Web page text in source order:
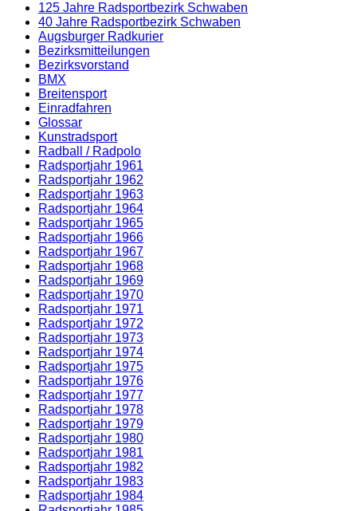
125 Jahre Radsportbezirk Schwaben
40 Jahre Radsportbezirk Schwaben
Augsburger Radkurier
Bezirksmitteilungen
Bezirksvorstand
BMX
Breitensport
Einradfahren
Glossar
Kunstradsport
Radball / Radpolo
Radsportjahr 1961
Radsportjahr 1962
Radsportjahr 1963
Radsportjahr 1964
Radsportjahr 1965
Radsportjahr 1966
Radsportjahr 1967
Radsportjahr 1968
Radsportjahr 1969
Radsportjahr 1970
Radsportjahr 1971
Radsportjahr 1972
Radsportjahr 1973
Radsportjahr 1974
Radsportjahr 1975
Radsportjahr 1976
Radsportjahr 1977
Radsportjahr 1978
Radsportjahr 1979
Radsportjahr 1980
Radsportjahr 1981
Radsportjahr 1982
Radsportjahr 1983
Radsportjahr 1984